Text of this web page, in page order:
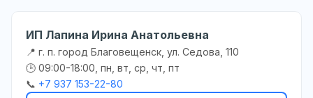
ИП Лапина Ирина Анатольевна
📍 г. п. город Благовещенск, ул. Седова, 110
🕒 09:00-18:00, пн, вт, ср, чт, пт
📞 +7 937 153-22-80